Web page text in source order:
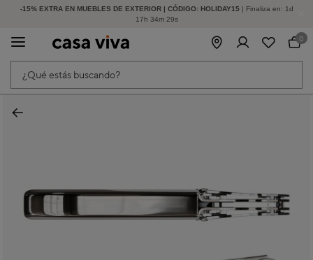
-15% EXTRA EN MUEBLES DE EXTERIOR | CÓDIGO: HOLIDAY15 | Finaliza en: 1d
17h 34m 29s
HASTA -60% DE DESCUENTO | SEGUNDAS REBAJAS
¿Qué estás buscando?
0